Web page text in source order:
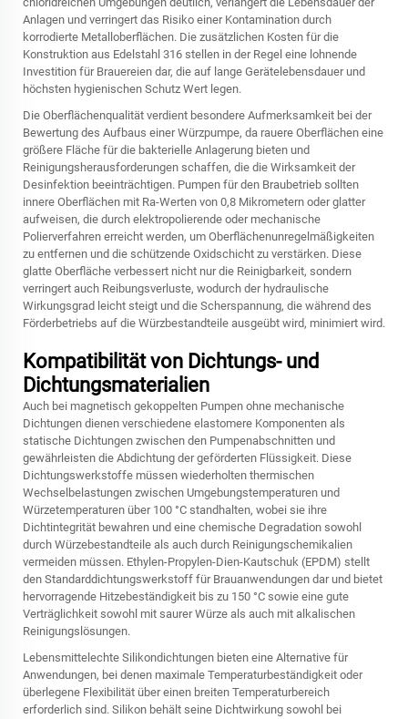
Anlagen und verringert das Risiko einer Kontamination durch
korrodierte Metalloberflächen. Die zusätzlichen Kosten für die
Konstruktion aus Edelstahl 316 stellen in der Regel eine lohnende
Investition für Brauereien dar, die auf lange Gerätelebensdauer und
höchsten hygienischen Schutz Wert legen.
Die Oberflächenqualität verdient besondere Aufmerksamkeit bei der
Bewertung des Aufbaus einer Würzpumpe, da rauere Oberflächen eine
größere Fläche für die bakterielle Anlagerung bieten und
Reinigungsherausforderungen schaffen, die die Wirksamkeit der
Desinfektion beeinträchtigen. Pumpen für den Braubetrieb sollten
innere Oberflächen mit Ra-Werten von 0,8 Mikrometern oder glatter
aufweisen, die durch elektropolierende oder mechanische
Polierverfahren erreicht werden, um Oberflächenunregelmäßigkeiten
zu entfernen und die schützende Oxidschicht zu verstärken. Diese
glatte Oberfläche verbessert nicht nur die Reinigbarkeit, sondern
verringert auch Reibungsverluste, wodurch der hydraulische
Wirkungsgrad leicht steigt und die Scherspannung, die während des
Förderbetriebs auf die Würzbestandteile ausgeübt wird, minimiert wird.
Kompatibilität von Dichtungs- und
Dichtungsmaterialien
Auch bei magnetisch gekoppelten Pumpen ohne mechanische
Dichtungen dienen verschiedene elastomere Komponenten als
statische Dichtungen zwischen den Pumpenabschnitten und
gewährleisten die Abdichtung der geförderten Flüssigkeit. Diese
Dichtungswerkstoffe müssen wiederholten thermischen
Wechselbelastungen zwischen Umgebungstemperaturen und
Würzetemperaturen über 100 °C standhalten, wobei sie ihre
Dichtintegrität bewahren und eine chemische Degradation sowohl
durch Würzebestandteile als auch durch Reinigungschemikalien
vermeiden müssen. Ethylen-Propylen-Dien-Kautschuk (EPDM) stellt
den Standarddichtungswerkstoff für Brauanwendungen dar und bietet
hervorragende Hitzebeständigkeit bis zu 150 °C sowie eine gute
Verträglichkeit sowohl mit saurer Würze als auch mit alkalischen
Reinigungslösungen.
Lebensmittelechte Silikondichtungen bieten eine Alternative für
Anwendungen, bei denen maximale Temperaturbeständigkeit oder
überlegene Flexibilität über einen breiten Temperaturbereich
erforderlich sind. Silikon behält seine Dichtwirkung sowohl bei